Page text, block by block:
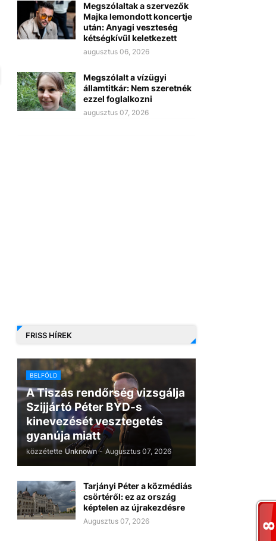
Megszólaltak a szervezők
Majka lemondott koncertje
után: Anyagi veszteség
kétségkívül keletkezett
augusztus 06, 2026
Megszólalt a vízügyi
államtitkár: Nem szeretnék
ezzel foglalkozni
augusztus 07, 2026
FRISS HÍREK
BELFÖLD
A Tiszás rendőrség vizsgálja
Szijjártó Péter BYD-s
kinevezését vesztegetés
gyanúja miatt
közzétette Unknown - Augusztus 07, 2026
Tarjányi Péter a közmédiás
csörtéről: ez az ország
képtelen az újrakezdésre
Augusztus 07, 2026